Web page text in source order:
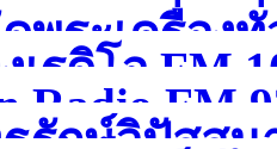
พระเครื่อง
เรดิโอ FM
Radio